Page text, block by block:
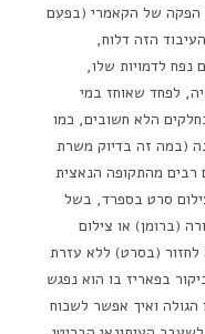
הפקה של הקאמרי (בפעם
הזה דלוח,
נפח לדמויות שלו,
לפחד שאוחז במי
הלא חשובים, כמו
(במה זה בדיוק משרת
מהתקופה הנאצית
סרט בספרד, בשל
(ברומן) או צילום
(בסרט) ללא עזרת
בפאריז בו הוא נפגש
ואיך אפשר לשכוח